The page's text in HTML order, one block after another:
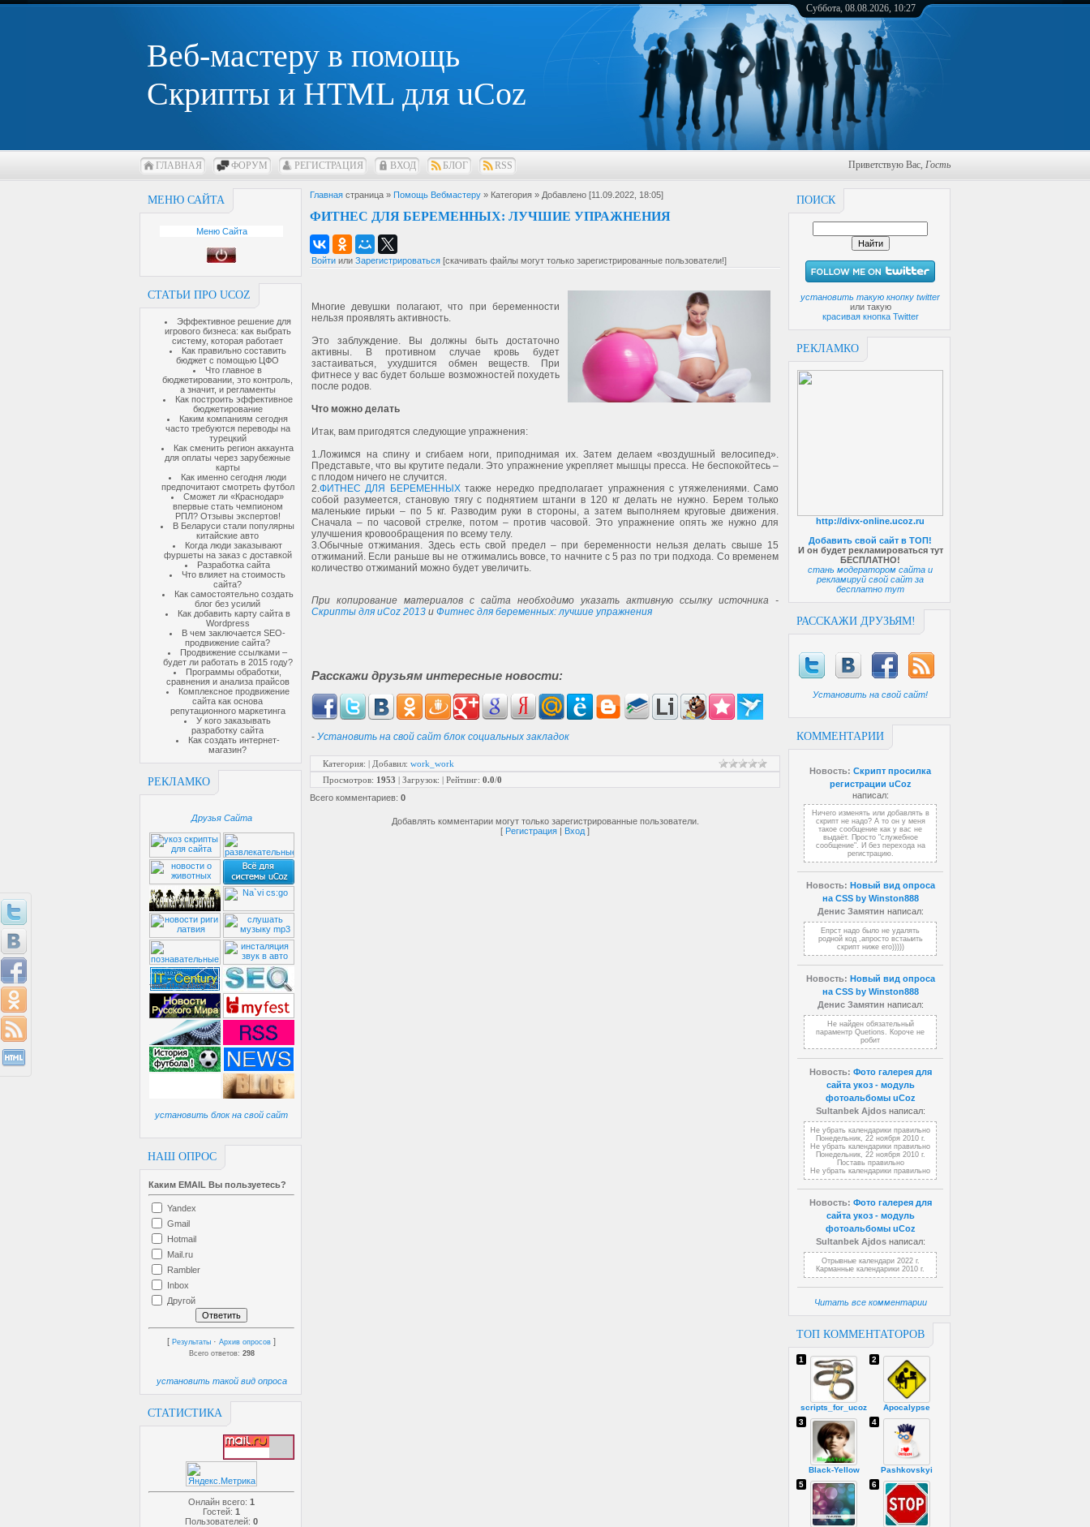
Веб-мастеру в помощь
Скрипты и HTML для uCoz
Суббота, 08.08.2026, 10:27
ГЛАВНАЯ ФОРУМ РЕГИСТРАЦИЯ ВХОД БЛОГ RSS Приветствую Вас, Гость
МЕНЮ САЙТА
Меню Сайта
СТАТЬИ ПРО UCOZ
Эффективное решение для
игрового бизнеса: как выбрать
систему, которая работает
Как правильно составить
бюджет с помощью ЦФО
Что главное в
бюджетировании, это контроль,
а значит, и регламенты
Как построить эффективное
бюджетирование
Каким компаниям сегодня
часто требуются переводы на
турецкий
Как сменить регион аккаунта
для оплаты через зарубежные
карты
Как именно сегодня люди
предпочитают смотреть футбол
Сможет ли «Краснодар»
впервые стать чемпионом
РПЛ? Отзывы экспертов!
В Беларуси стали популярны
китайские авто
Когда люди заказывают
фуршеты на заказ с доставкой
Разработка сайта
Что влияет на стоимость
сайта?
Как самостоятельно создать
блог без усилий
Как добавить карту сайта в
Wordpress
В чем заключается SEO-
продвижение сайта?
Продвижение ссылками –
будет ли работать в 2015 году?
Программы обработки,
сравнения и анализа прайсов
Комплексное продвижение
сайта как основа
репутационного маркетинга
У кого заказывать
разработку сайта
Как создать интернет-
магазин?
РЕКЛАМКО
Друзья Сайта
установить блок на свой сайт
НАШ ОПРОС
Каким EMAIL Вы пользуетесь?
Yandex
Gmail
Hotmail
Mail.ru
Rambler
Inbox
Другой
[ Результаты · Архив опросов ]
Всего ответов: 298
установить такой вид опроса
СТАТИСТИКА
Онлайн всего: 1
Гостей: 1
Пользователей: 0
ПОИСК
установить такую кнопку twitter
или такую
красивая кнопка Twitter
РЕКЛАМКО
http://divx-online.ucoz.ru
Добавить свой сайт в ТОП!
И он будет рекламироваться тут
БЕСПЛАТНО!
стань модератором сайта и
рекламируй свой сайт за
бесплатно тут
РАССКАЖИ ДРУЗЬЯМ!
Установить на свой сайт!
КОММЕНТАРИИ
Новость: Скрипт просилка
регистрации uCoz
написал:
Ничего изменять или добавлять в
скрипт не надо? А то он у меня
такое сообщение как у вас не
выдаёт. Просто "служебное
сообщение". И без перехода на
регистрацию.
Новость: Новый вид опроса
на CSS by Winston888
Денис Замятин написал:
Епрст надо было не удалять
родной код ,апросто встаыить
скрипт ниже его)))))
Новость: Новый вид опроса
на CSS by Winston888
Денис Замятин написал:
Не найден обязательный
параментр Quetions. Короче не
робит
Новость: Фото галерея для
сайта укоз - модуль
фотоальбомы uCoz
Sultanbek Ajdosнаписал:
Не убрать календарики правильно
Понедельник, 22 ноября 2010 г.
Не убрать календарики правильно
Понедельник, 22 ноября 2010 г.
Поставь правильно
Не убрать календарики правильно
Новость: Фото галерея для
сайта укоз - модуль
фотоальбомы uCoz
Sultanbek Ajdosнаписал:
Отрывные календари 2022 г.
Карманные календарики 2010 г.
Читать все комментарии
ТОП КОММЕНТАТОРОВ
scripts_for_ucoz
1
Apocalypse
2
Black-Yellow
3
Pashkovskyi
4
5 6
Главная страница » Помощь Вебмастеру » Категория » Добавлено [11.09.2022, 18:05]
ФИТНЕС ДЛЯ БЕРЕМЕННЫХ: ЛУЧШИЕ УПРАЖНЕНИЯ
Войти или Зарегистрироваться [скачивать файлы могут только зарегистрированные пользователи!]
Многие девушки полагают, что при беременности
нельзя проявлять активность.
Это заблуждение. Вы должны быть достаточно
активны. В противном случае кровь будет
застаиваться, ухудшится обмен веществ. При
фитнесе у вас будет больше возможностей похудеть
после родов.
Что можно делать
Итак, вам пригодятся следующие упражнения:
1.Ложимся на спину и сгибаем ноги, приподнимая их. Затем делаем «воздушный велосипед».
Представьте, что вы крутите педали. Это упражнение укрепляет мышцы пресса. Не беспокойтесь –
с плодом ничего не случится.
2.ФИТНЕС ДЛЯ БЕРЕМЕННЫХтакже нередко предполагает упражнения с утяжелениями. Само
собой разумеется, становую тягу с поднятием штанги в 120 кг делать не нужно. Берем только
маленькие гирьки – по 5 кг. Разводим руки в стороны, а затем выполняем круговые движения.
Сначала – по часовой стрелке, потом – против часовой. Это упражнение опять же нужно для
улучшения кровообращения по всему телу.
3.Обычные отжимания. Здесь есть свой предел – при беременности нельзя делать свыше 15
отжиманий. Если раньше вы не отжимались вовсе, то начните с 5 раз по три подхода. Со временем
количество отжиманий можно будет увеличить.
При копирование материалов с сайта необходимо указать активную ссылку источника -
Скрипты для uCoz 2013 и Фитнес для беременных: лучшие упражнения
Расскажи друзьям интересные новости:
- Установить на свой сайт блок социальных закладок
Категория: | Добавил: work_work
Просмотров: 1953 | Загрузок: | Рейтинг: 0.0/0
Всего комментариев: 0
Добавлять комментарии могут только зарегистрированные пользователи.
[ Регистрация | Вход ]